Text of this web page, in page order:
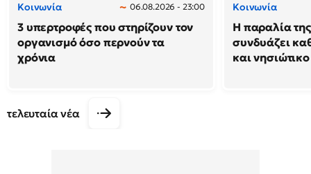
Κοινωνία 06.08.2026 - 23:00
3 υπερτροφές που στηρίζουν τον
οργανισμό όσο περνούν τα
χρόνια
Κοινωνία
Η παραλία
συνδυάζει
και
τελευταία νέα